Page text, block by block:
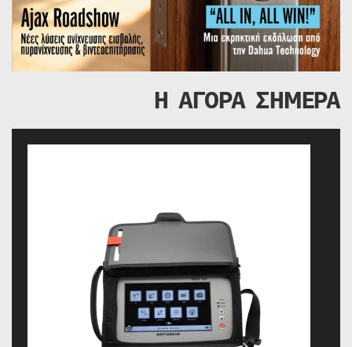
Η ΑΓΟΡΑ ΣΗΜΕΡΑ